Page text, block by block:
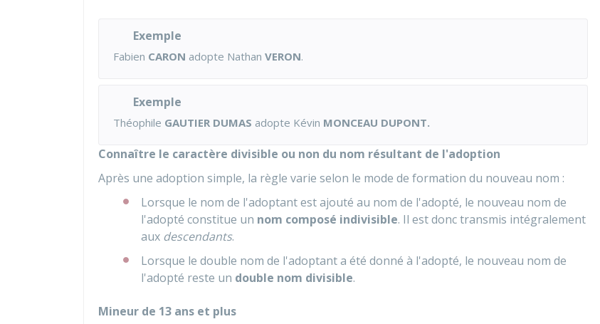
Exemple
Fabien CARON adopte Nathan VERON.
Exemple
Théophile GAUTIER DUMAS adopte Kévin MONCEAU DUPONT.
Connaître le caractère divisible ou non du nom résultant de l'adoption
Après une adoption simple, la règle varie selon le mode de formation du nouveau nom :
Lorsque le nom de l'adoptant est ajouté au nom de l'adopté, le nouveau nom de
l'adopté constitue un nom composé indivisible. Il est donc transmis intégralement
aux descendants.
Lorsque le double nom de l'adoptant a été donné à l'adopté, le nouveau nom de
l'adopté reste un double nom divisible.
Mineur de 13 ans et plus